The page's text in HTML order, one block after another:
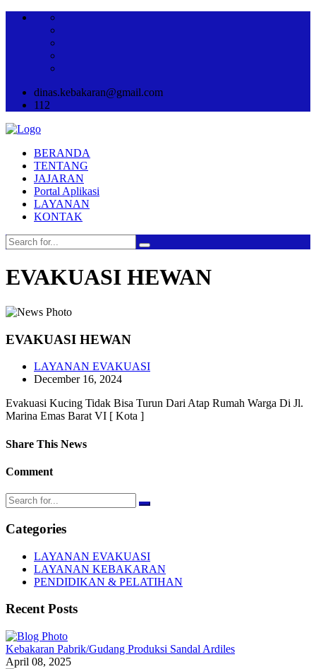
dinas.kebakaran@gmail.com
112
BERANDA
TENTANG
JAJARAN
Portal Aplikasi
LAYANAN
KONTAK
EVAKUASI HEWAN
EVAKUASI HEWAN
LAYANAN EVAKUASI
December 16, 2024
Evakuasi Kucing Tidak Bisa Turun Dari Atap Rumah Warga Di Jl.
Marina Emas Barat VI [ Kota ]
Share This News
Comment
Categories
LAYANAN EVAKUASI
LAYANAN KEBAKARAN
PENDIDIKAN & PELATIHAN
Recent Posts
Kebakaran Pabrik/Gudang Produksi Sandal Ardiles
April 08, 2025